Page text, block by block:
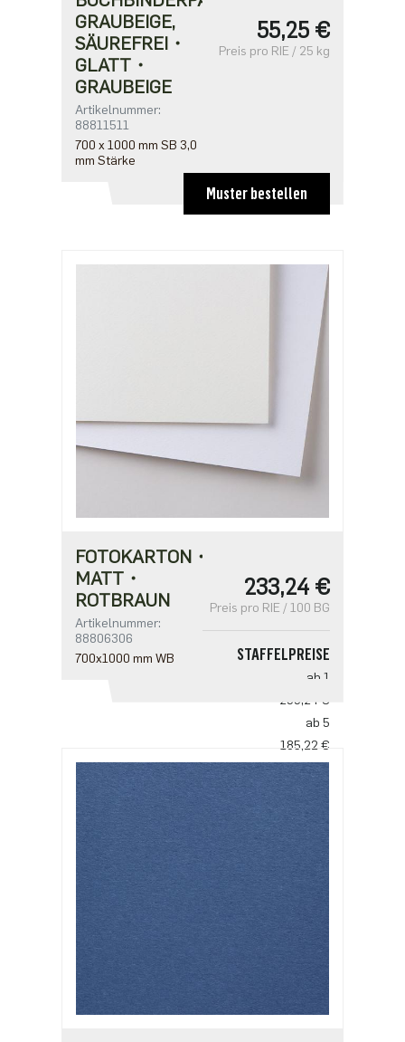
GRAUBEIGE,
SÄUREFREI・
GLATT・
GRAUBEIGE
Artikelnummer:
88811511
700 x 1000 mm SB 3,0
mm Stärke
55,25 €
Preis pro RIE / 25 kg
Muster bestellen
FOTOKARTON・
MATT・
ROTBRAUN
Artikelnummer:
88806306
700x1000 mm WB
233,24 €
Preis pro RIE / 100 BG
STAFFELPREISE
ab 1
233,24 €
ab 5
185,22 €
ab 10
137,20 €